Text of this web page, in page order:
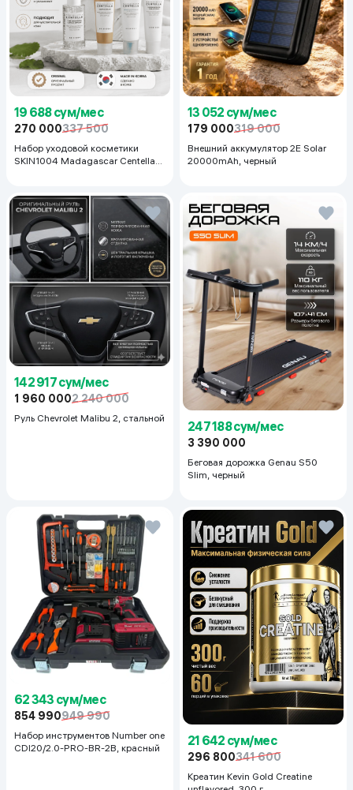
19 688 сум/мес
270 000337 500
Набор уходовой косметики
SKIN1004 Madagascar Centella
13 052 сум/мес
179 000319 000
Внешний аккумулятор 2E Solar
20000mAh, черный
142 917 сум/мес
1 960 0002 240 000
Руль Chevrolet Malibu 2, cтальной
247 188 сум/мес
3 390 000
Беговая дорожка Genau S50
Slim, черный
62 343 сум/мес
854 990949 990
Набор инструментов Number one
CDI20/2.0-PRO-BR-2B, красный
21 642 сум/мес
296 800341 600
Креатин Kevin Gold Creatine